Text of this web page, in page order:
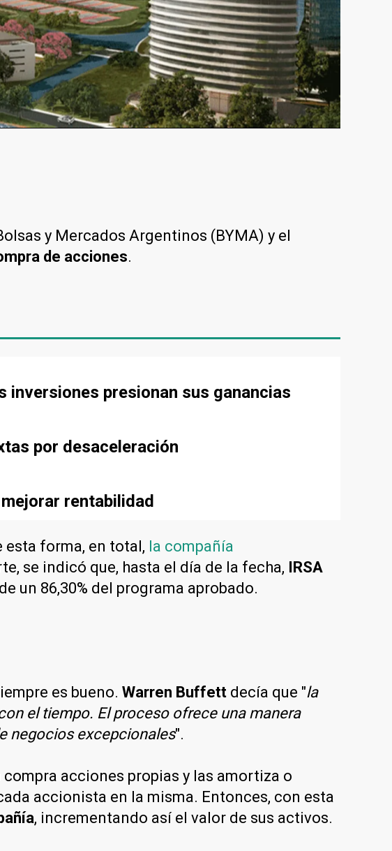
y Mercados Argentinos (BYMA) y el
de acciones.
presionan sus ganancias
por desaceleración
rentabilidad
esta forma, en total, la compañía
se indicó que, hasta el día de la fecha, IRSA
un 86,30% del programa aprobado.
es bueno. Warren Buffett decía que "la
el tiempo. El proceso ofrece una manera
negocios excepcionales".
acciones propias y las amortiza o
accionista en la misma. Entonces, con esta
, incrementando así el valor de sus activos.